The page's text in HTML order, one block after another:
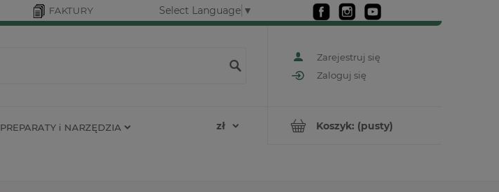
FAKTURY Select Language ▼
Zarejestruj się
Zaloguj się
Koszyk: (pusty)
PREPARATY i NARZĘDZIA